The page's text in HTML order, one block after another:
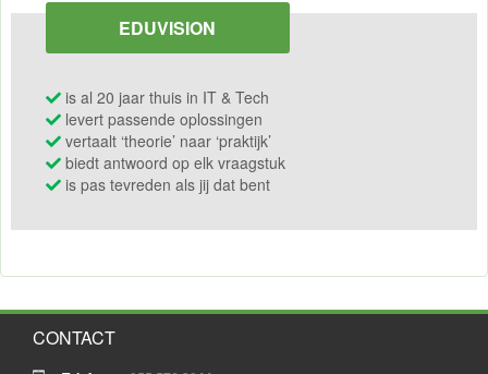
EDUVISION
is al 20 jaar thuis in IT & Tech
levert passende oplossingen
vertaalt ‘theorie’ naar ‘praktijk’
biedt antwoord op elk vraagstuk
is pas tevreden als jij dat bent
CONTACT